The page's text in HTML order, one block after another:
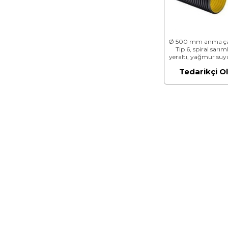
Ø 500 mm anma
Tip 6, spiral
yeraltı, yağmur
(HPDE ESASLI)
Tedarikçi Ol